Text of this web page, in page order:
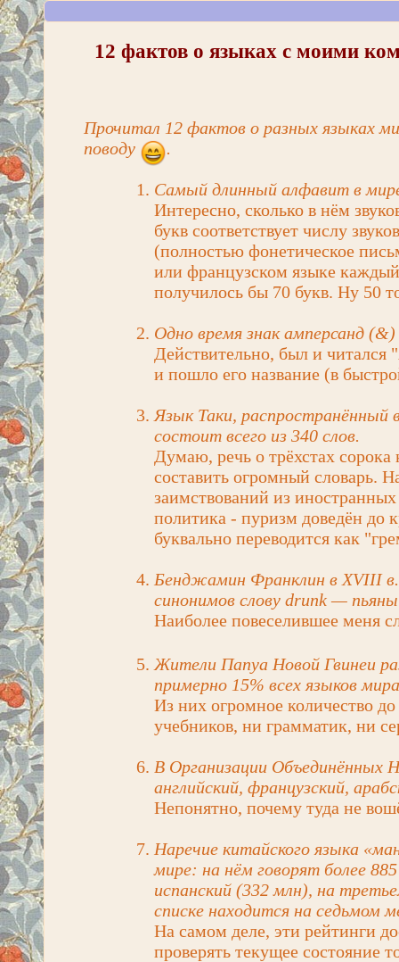
12 фактов о языках с моими
Прочитал 12 фактов о разных языках
поводу
.
Самый длинный алфавит в
Интересно, сколько в нём
букв соответствует числу
(полностью фонетическое
или французском языке
получилось бы 70 букв. Ну 50
Одно время знак амперсанд
Действительно, был и читался
и пошло его название (в
Язык Таки, распространённый
состоит всего из 340 слов.
Думаю, речь о трёхстах
составить огромный словарь.
заимствований из
политика - пуризм доведён до
буквально переводится как
Бенджамин Франклин в XVIII в.
синонимов слову drunk —
Наиболее повеселившее меня
Жители Папуа Новой Гвинеи
примерно 15% всех языков
Из них огромное количество
учебников, ни грамматик, ни
В Организации Объединённых
английский, французский,
Непонятно, почему туда не
Наречие китайского языка
мире: на нём говорят более
испанский (332 млн), на
списке находится на седьмом
На самом деле, эти рейтинги
проверять текущее состояние